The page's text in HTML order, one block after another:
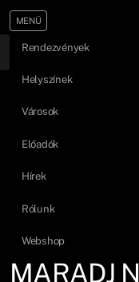
MENÜ
Rendezvények
Helyszínek
Városok
Előadók
Hírek
Rólunk
Webshop
MARADJ